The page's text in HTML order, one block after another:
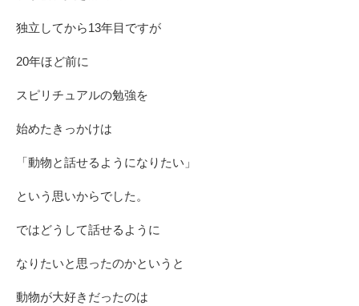
独立してから13年目ですが
20年ほど前に
スピリチュアルの勉強を
始めたきっかけは
「動物と話せるようになりたい」
という思いからでした。
ではどうして話せるように
なりたいと思ったのかというと
動物が大好きだったのは